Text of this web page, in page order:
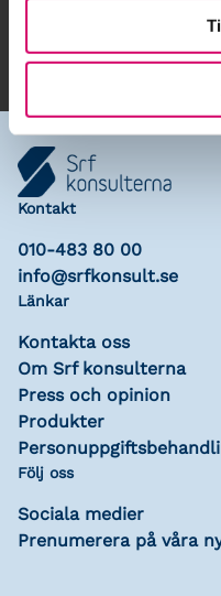
Lägg
Kontakt
010-483 80 00
info@srfkonsult.se
Länkar
Kontakta oss
Om Srf konsulterna
Press och opinion
Produkter
Följ oss
Sociala medier
Prenumerera på våra